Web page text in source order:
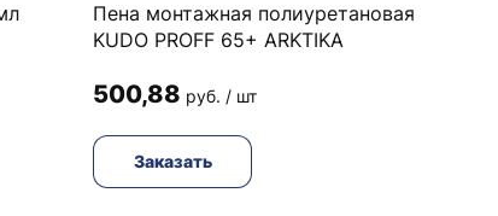
Пена монтажная полиуретановая
KUDO PROFF 65+ ARKTIKA
500,88 руб. / шт
Заказать